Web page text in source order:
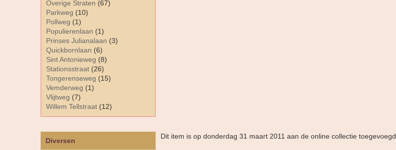
Diversen
Overige Straten (67)
Parkweg (10)
Pollweg (1)
Populierenlaan (1)
Prinses Julianalaan (3)
Quickbornlaan (6)
Sint Antonieweg (8)
Stationsstraat (26)
Tongerenseweg (15)
Vemderweg (1)
Vlijtweg (7)
Willem Tellstraat (12)
Dit item is op donderdag 31 maart 2011 aan de online collectie toegevoegd.